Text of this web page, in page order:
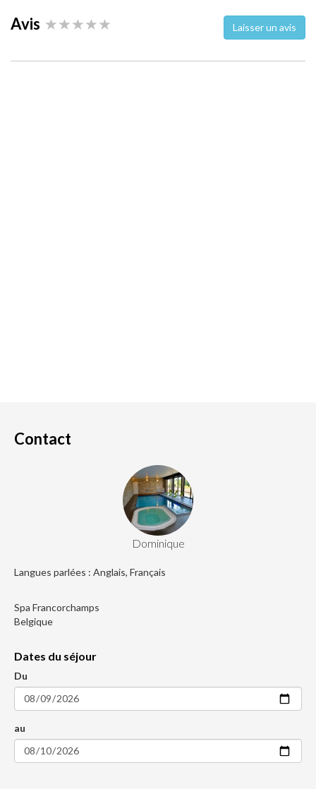
Avis Laisser un avis
Contact
Dominique
Langues parlées : Anglais, Français
Spa Francorchamps
Belgique
Dates du séjour
Du
au